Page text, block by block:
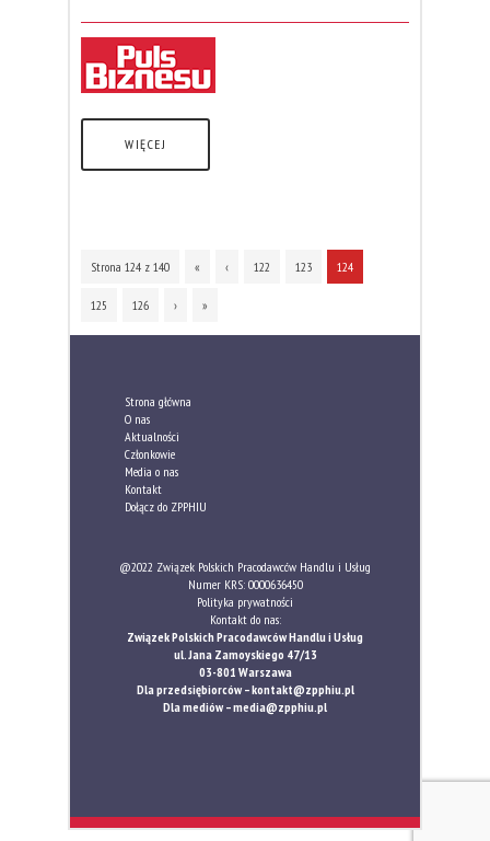
WIĘCEJ
Strona 124 z 140 « ‹ 122 123 124
125 126 › »
Strona główna
O nas
Aktualności
Członkowie
Media o nas
Kontakt
Dołącz do ZPPHIU
@2022 Związek Polskich Pracodawców Handlu i Usług
Numer KRS: 0000636450
Polityka prywatności
Kontakt do nas:
Związek Polskich Pracodawców Handlu i Usług
ul. Jana Zamoyskiego 47/13
03-801 Warszawa
Dla przedsiębiorców –kontakt@zpphiu.pl
Dla mediów –media@zpphiu.pl